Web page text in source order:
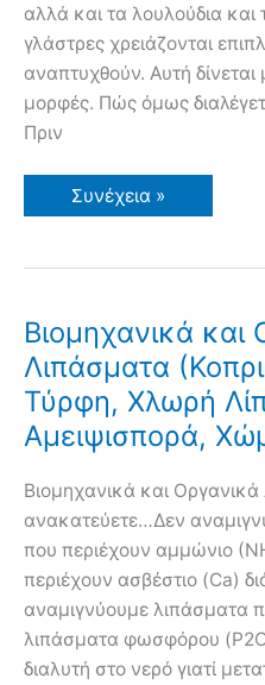
αλλά και τα λουλούδια
γλάστρες χρειάζονται
αναπτυχθούν. Αυτή
μορφές. Πώς όμως
Πριν
Βασικές
Γνώσεις
Λιπάσματα
Συνέχεια »
Βιομηχανικά και
Λιπάσματα
Τύρφη, Χλωρή
Αμειψισπορά,
Βιομηχανικά και
ανακατεύετε…Δεν
που περιέχουν αμμώνιο
περιέχουν ασβέστιο (Ca)
αναμιγνύουμε λιπάσματα
λιπάσματα φωσφόρου
διαλυτή στο νερό γιατί